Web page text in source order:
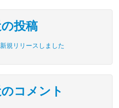
投稿
新規リリースしました
コメント